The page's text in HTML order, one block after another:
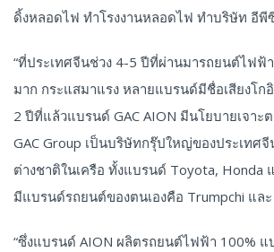
ดิ้งหลอดไฟ ทำโรงงานหลอดไฟ ทำบริษัท อีพี
“ที่ประเทศจีนช่วง 4-5 ปีที่ผ่านมารถยนต์ไฟฟ้
มาก กระแสมาแรง หลายแบรนด์มีชื่อเสียงโก
2 ปีที่แล้วแบรนด์ GAC AION มีนโยบายเจาะ
GAC Group เป็นบริษัทกรุ๊ปใหญ่ของประเท
ต่างชาติในเครือ ทั้งแบรนด์ Toyota, Honda
มีแบรนด์รถยนต์ของตนเองคือ Trumpchi และ
“ซึ่งแบรนด์ AION ผลิตรถยนต์ไฟฟ้า 100%